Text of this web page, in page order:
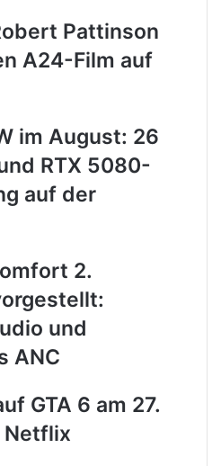
Pattinson
A24-Film auf
im August: 26
RTX 5080-
auf der
2.
und
ANC
GTA 6 am 27.
Netflix